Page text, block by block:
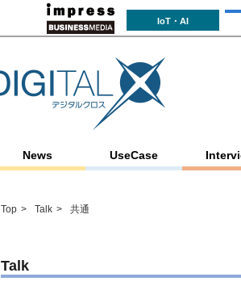
IoT・AI
News UseCase
Top Talk 共通
Talk